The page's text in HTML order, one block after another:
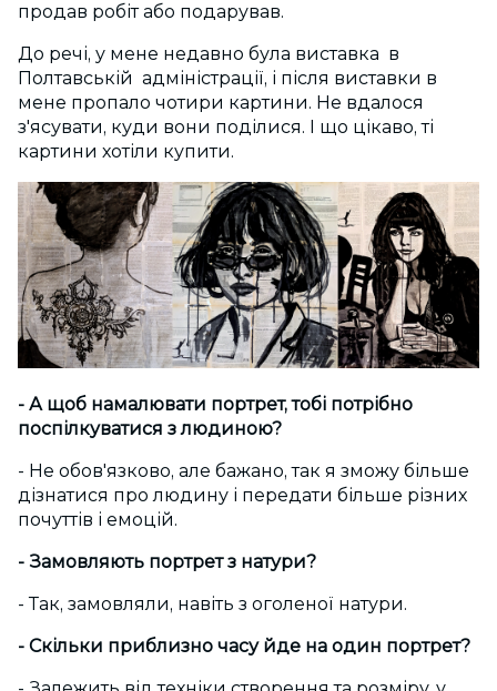
продав робіт або подарував.
До речі, у мене недавно була виставка в
Полтавській адміністрації, і після виставки в
мене пропало чотири картини. Не вдалося
з'ясувати, куди вони поділися. І що цікаво, ті
картини хотіли купити.
- А щоб намалювати портрет, тобі потрібно
поспілкуватися з людиною?
- Не обов'язково, але бажано, так я зможу більше
дізнатися про людину і передати більше різних
почуттів і емоцій.
- Замовляють портрет з натури?
- Так, замовляли, навіть з оголеної натури.
- Скільки приблизно часу йде на один портрет?